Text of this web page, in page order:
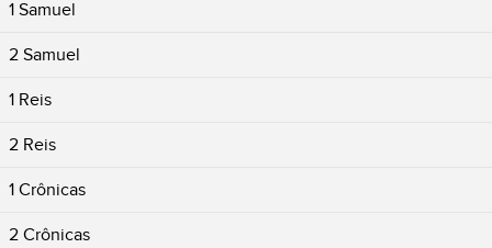
1 Samuel
2 Samuel
1 Reis
2 Reis
1 Crônicas
2 Crônicas